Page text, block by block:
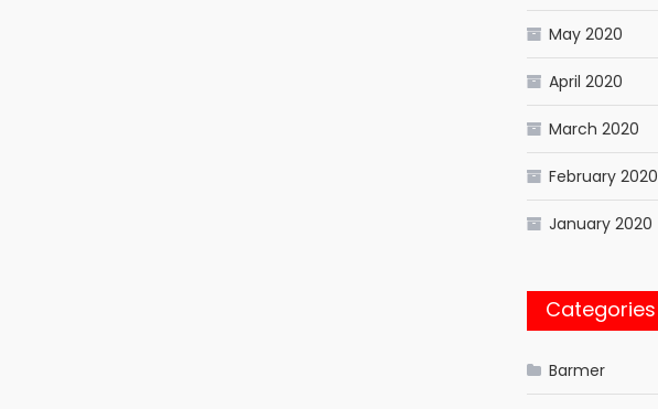
May 2020
April 2020
March 2020
February 2020
January 2020
Categories
Barmer